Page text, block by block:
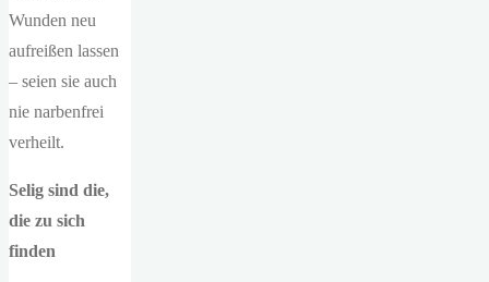
Wunden neu
aufreißen lassen
– seien sie auch
nie narbenfrei
verheilt.
Selig sind die,
die zu sich
finden